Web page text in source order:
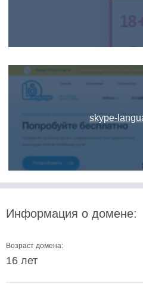
skype-
Информация о домене:
Возраст домена:
16 лет